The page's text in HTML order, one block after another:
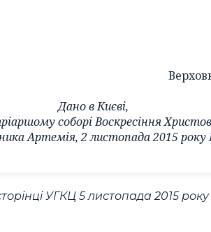
Дано в Києві,
соборі Воскресіння
Артемія, 2 листопада 2015
УГКЦ 5 листопада 2015 року